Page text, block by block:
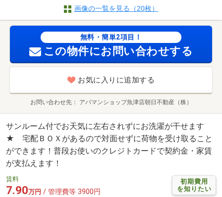
画像の一覧を見る（20枚）
無料・簡単2項目！
この物件にお問い合わせする
お気に入りに追加する
お問い合わせ先 アパマンショップ魚津店朝日不動産（株）
サンルーム付でお天気に左右されずにお洗濯が干せます
★ 宅配ＢＯＸがあるので対面せずに荷物を受け取ること
ができます！普段お使いのクレジトカードで契約金・家賃
が支払えます！
初期費用
を知りたい
賃料
7.90万円 / 管理費等 3900円